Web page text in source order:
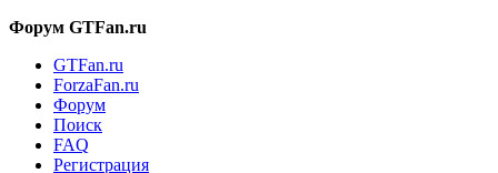
Форум GTFan.ru
GTFan.ru
ForzaFan.ru
Форум
Поиск
FAQ
Регистрация